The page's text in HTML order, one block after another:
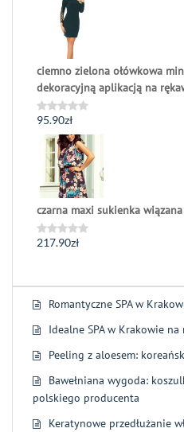
ciemno zielona ołówkowa
dekoracyjną aplikacją na
Oceniono
95.90zł
czarna maxi sukienka
Oceniono
217.90zł
Romantyczne SPA w
Idealne SPA w Krakowie
Peeling z aloesem:
Bawełniana wygoda:
polskiego producenta
Keratynowe przedłużanie